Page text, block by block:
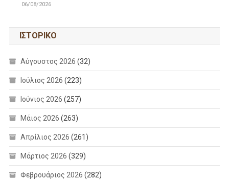
06/08/2026
ΙΣΤΟΡΙΚΌ
Αύγουστος 2026 (32)
Ιούλιος 2026 (223)
Ιούνιος 2026 (257)
Μάιος 2026 (263)
Απρίλιος 2026 (261)
Μάρτιος 2026 (329)
Φεβρουάριος 2026 (282)